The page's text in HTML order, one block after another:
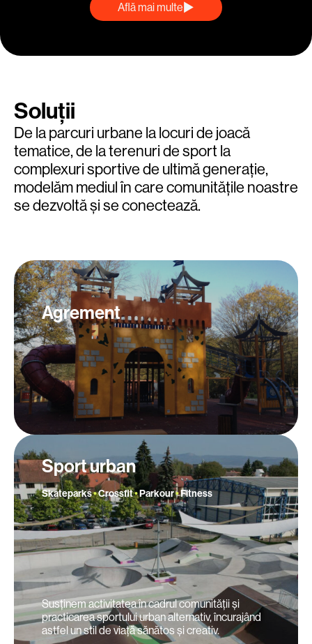
Află mai multe
Soluții
De la parcuri urbane la locuri de joacă
tematice, de la terenuri de sport la
complexuri sportive de ultimă generație,
modelăm mediul în care comunitățile noastre
se dezvoltă și se conectează.
Agrement
Sport urban
Skateparks•Crossfit•Parkour•Fitness
Susținem activitatea în cadrul comunității și
practicarea sportului urban alternativ, încurajând
astfel un stil de viață sănătos și creativ.